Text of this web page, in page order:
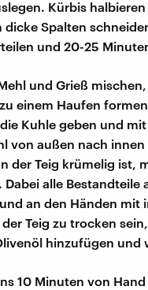
Kürbis
dicke Spalten
und 20-25
und Grieß
einem Haufen
Kuhle geben und
von außen nach
der Teig krümelig ist,
alle Bestandteile
an den Händen mit
Teig zu trocken
hinzufügen und
10 Minuten von